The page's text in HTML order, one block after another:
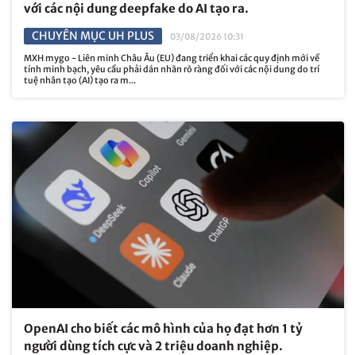
với các nội dung deepfake do AI tạo ra.
CHUYÊN MỤC UH PLUS
03/08/2026 10:31
MXH mygo - Liên minh Châu Âu (EU) đang triển khai các quy định mới về
tính minh bạch, yêu cầu phải dán nhãn rõ ràng đối với các nội dung do trí
tuệ nhân tạo (AI) tạo ra m...
OpenAI cho biết các mô hình của họ đạt hơn 1 tỷ
người dùng tích cực và 2 triệu doanh nghiệp.